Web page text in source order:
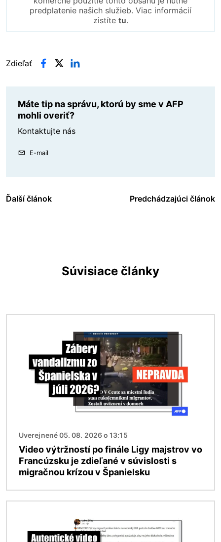
predplatenie našich služieb. Viac informácií
zistíte tu.
Zdieľať
Máte tip na správu, ktorú by sme v AFP
mohli overiť?
Kontaktujte nás
E-mail
Ďalší článok Predchádzajúci článok
Súvisiace články
Uverejnené 05. 08. 2026 o 13:15
Video výtržností po finále Ligy majstrov vo
Francúzsku je zdieľané v súvislosti s
migračnou krízou v Španielsku